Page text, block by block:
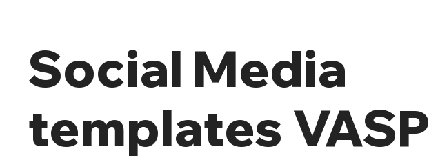
Social Media
templates VASP